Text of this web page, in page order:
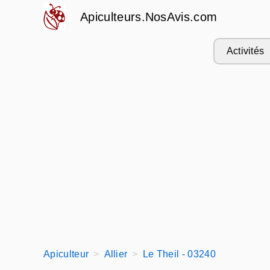
Apiculteurs.NosAvis.com
Activités
Apiculteur Allier Le Theil - 03240